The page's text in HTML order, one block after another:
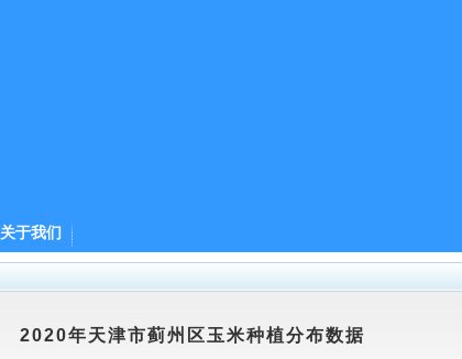
关于我们
2020年天津市蓟州区玉米种植分布数据